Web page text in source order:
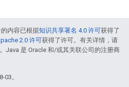
内容已根据知识共享署名 4.0 许可获得了
2.0 许可获得了许可。有关详情，请
。Java 是 Oracle 和/或其关联公司的注册商
03。